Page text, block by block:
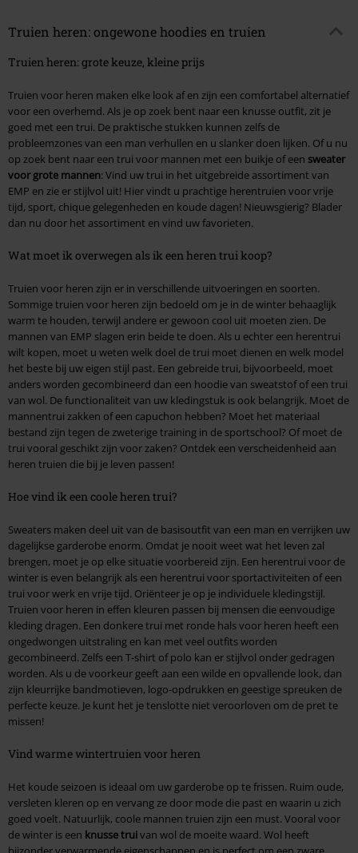
Truien heren: ongewone hoodies en truien
Truien heren: grote keuze, kleine prijs
Truien voor heren maken elke look af en zijn een comfortabel alternatief
voor een overhemd. Als je op zoek bent naar een knusse outfit, zit je
goed met een trui. De praktische stukken kunnen zelfs de
probleemzones van een man verhullen en u slanker doen lijken. Of u nu
op zoek bent naar een trui voor mannen met een buikje of een sweater
voor grote mannen: Vind uw trui in het uitgebreide assortiment van
EMP en zie er stijlvol uit! Hier vindt u prachtige herentruien voor vrije
tijd, sport, chique gelegenheden en koude dagen! Nieuwsgierig? Blader
dan nu door het assortiment en vind uw favorieten.
Wat moet ik overwegen als ik een heren trui koop?
Truien voor heren zijn er in verschillende uitvoeringen en soorten.
Sommige truien voor heren zijn bedoeld om je in de winter behaaglijk
warm te houden, terwijl andere er gewoon cool uit moeten zien. De
mannen van EMP slagen erin beide te doen. Als u echter een herentrui
wilt kopen, moet u weten welk doel de trui moet dienen en welk model
het beste bij uw eigen stijl past. Een gebreide trui, bijvoorbeeld, moet
anders worden gecombineerd dan een hoodie van sweatstof of een trui
van wol. De functionaliteit van uw kledingstuk is ook belangrijk. Moet de
mannentrui zakken of een capuchon hebben? Moet het materiaal
bestand zijn tegen de zweterige training in de sportschool? Of moet de
trui vooral geschikt zijn voor zaken? Ontdek een verscheidenheid aan
heren truien die bij je leven passen!
Hoe vind ik een coole heren trui?
Sweaters maken deel uit van de basisoutfit van een man en verrijken uw
dagelijkse garderobe enorm. Omdat je nooit weet wat het leven zal
brengen, moet je op elke situatie voorbereid zijn. Een herentrui voor de
winter is even belangrijk als een herentrui voor sportactiviteiten of een
trui voor werk en vrije tijd. Oriënteer je op je individuele kledingstijl.
Truien voor heren in effen kleuren passen bij mensen die eenvoudige
kleding dragen. Een donkere trui met ronde hals voor heren heeft een
ongedwongen uitstraling en kan met veel outfits worden
gecombineerd. Zelfs een T-shirt of polo kan er stijlvol onder gedragen
worden. Als u de voorkeur geeft aan een wilde en opvallende look, dan
zijn kleurrijke bandmotieven, logo-opdrukken en geestige spreuken de
perfecte keuze. Je kunt het je tenslotte niet veroorloven om de pret te
missen!
Vind warme wintertruien voor heren
Het koude seizoen is ideaal om uw garderobe op te frissen. Ruim oude,
versleten kleren op en vervang ze door mode die past en waarin u zich
goed voelt. Natuurlijk, coole mannen truien zijn een must. Vooral voor
de winter is een knusse truivan wol de moeite waard. Wol heeft